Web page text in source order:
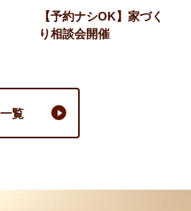
【予約ナシOK】家づく
り相談会開催
一覧